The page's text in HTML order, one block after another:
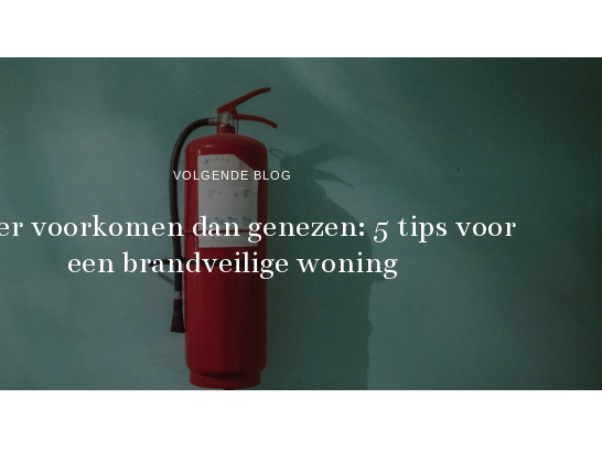
VOLGENDE BLOG
voorkomen dan genezen: 5 tips voor
een brandveilige woning